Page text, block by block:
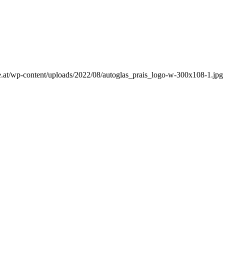
wp-content/uploads/2022/08/autoglas_prais_logo-w-300x108-1.jpg